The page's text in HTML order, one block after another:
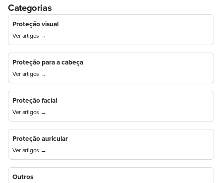
Categorias
Proteção visual
Ver artigos →
Proteção para a cabeça
Ver artigos →
Proteção facial
Ver artigos →
Proteção auricular
Ver artigos →
Outros